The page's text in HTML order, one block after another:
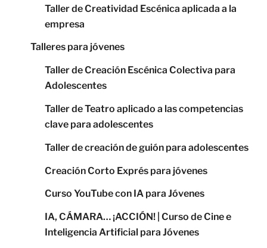
Taller de Creatividad Escénica aplicada a la
empresa
Talleres para jóvenes
Taller de Creación Escénica Colectiva para
Adolescentes
Taller de Teatro aplicado a las competencias
clave para adolescentes
Taller de creación de guión para adolescentes
Creación Corto Exprés para jóvenes
Curso YouTube con IA para Jóvenes
IA, CÁMARA… ¡ACCIÓN! | Curso de Cine e
Inteligencia Artificial para Jóvenes